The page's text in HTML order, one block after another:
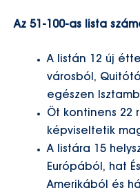
Az 51-100-as lista
A listán 12 új
városból,
egészen
Öt kontinens 22
képviseltetik
A listára 15
Európából, hat
Amerikából és